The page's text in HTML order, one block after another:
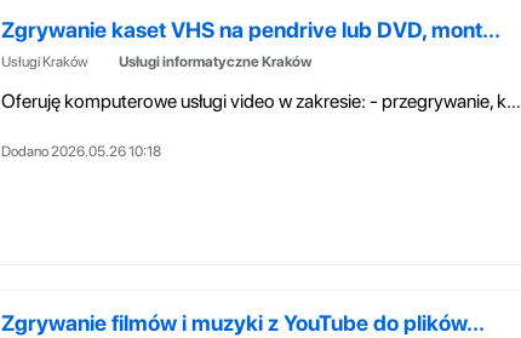
Zgrywanie kaset VHS na pendrive lub DVD, mont...
Usługi Kraków Usługi informatyczne Kraków
Oferuję komputerowe usługi video w zakresie: - przegrywanie, kopiowanie...
Dodano 2026.05.26 10:18
Zgrywanie filmów i muzyki z YouTube do plików...